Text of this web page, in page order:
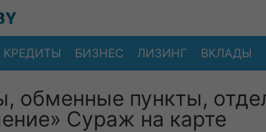
КРЕДИТЫ БИЗНЕС ЛИЗИНГ ВКЛАДЫ
обменные пункты,
Сураж на карте